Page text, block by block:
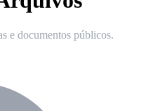
e documentos públicos.